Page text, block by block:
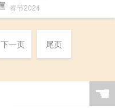
春节2024
下一页 尾页
☚